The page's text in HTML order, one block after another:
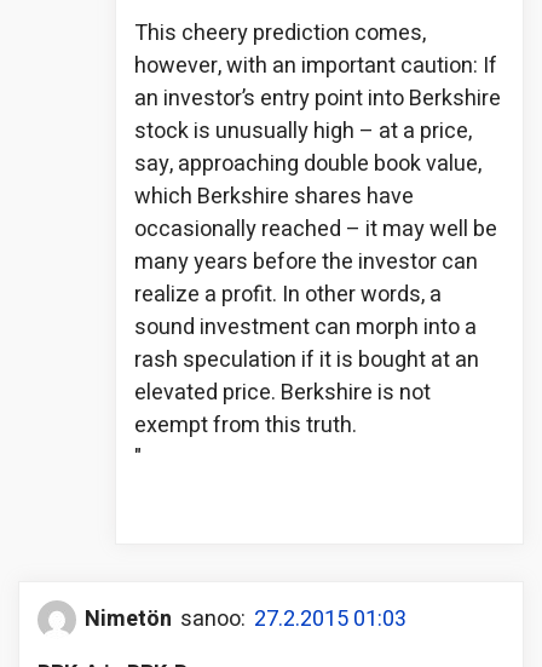
This cheery prediction comes,
however, with an important caution: If
an investor’s entry point into Berkshire
stock is unusually high – at a price,
say, approaching double book value,
which Berkshire shares have
occasionally reached – it may well be
many years before the investor can
realize a profit. In other words, a
sound investment can morph into a
rash speculation if it is bought at an
elevated price. Berkshire is not
exempt from this truth.
"
Nimetön sanoo: 27.2.2015 01:03